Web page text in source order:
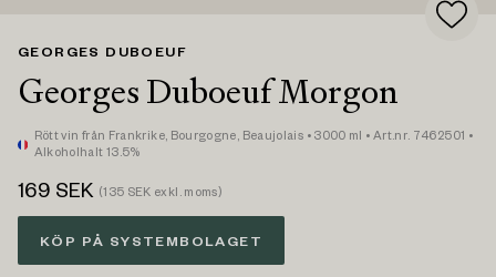
GEORGES DUBOEUF
Georges Duboeuf Morgon
Rött vin från Frankrike, Bourgogne, Beaujolais • 3000 ml • Art.nr. 7462501 •
Alkoholhalt 13.5%
169 SEK (135 SEK exkl. moms)
KÖP PÅ SYSTEMBOLAGET